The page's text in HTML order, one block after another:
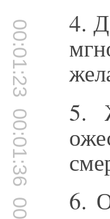
00:01:23 4.
00:01:36 5.
6.